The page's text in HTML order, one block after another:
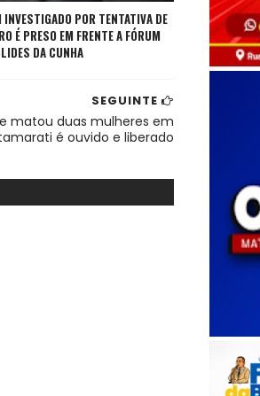
INVESTIGADO POR TENTATIVA DE
É PRESO EM FRENTE A FÓRUM
DA CUNHA
SEGUINTE
matou duas mulheres em
é ouvido e liberado